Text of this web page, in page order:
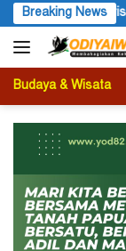
Langsung
ke
konten
Breaking News
Alumni Fisip Uncen
Budaya & Wisata